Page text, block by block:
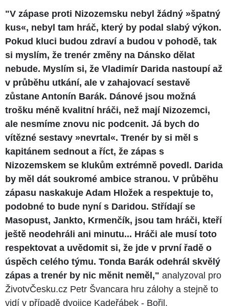
"V zápase proti Nizozemsku nebyl žádný »​špatný
kus«, nebyl tam hráč, který by podal slabý výkon.
Pokud kluci budou zdraví a budou v pohodě, tak
si myslím, že trenér změny na Dánsko dělat
nebude. Myslím si, že Vladimír Darida nastoupí až
v průběhu utkání, ale v zahajovací sestavě
zůstane Antonín Barák. Dánové jsou možná
trošku méně kvalitní hráči, než mají Nizozemci,
ale nesmíme znovu nic podcenit. Já bych do
vítězné sestavy »​nevrtal«. Trenér by si měl s
kapitánem sednout a říct, že zápas s
Nizozemskem se klukům extrémně povedl. Darida
by měl dát soukromé ambice stranou. V průběhu
zápasu naskakuje Adam Hložek a respektuje to,
podobné to bude nyní s Daridou. Střídají se
Masopust, Jankto, Krmenčík, jsou tam hráči, kteří
ještě neodehráli ani minutu... Hráči ale musí toto
respektovat a uvědomit si, že jde v první řadě o
úspěch celého týmu. Tonda Barák odehrál skvělý
zápas a trenér by nic měnit neměl," analyzoval pro
ŽivotvČesku.cz Petr Švancara hru zálohy a stejně to
vidí v případě dvojice Kadeřábek - Bořil.